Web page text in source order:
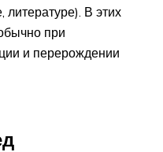
литературе). В этих
при
и перерождении